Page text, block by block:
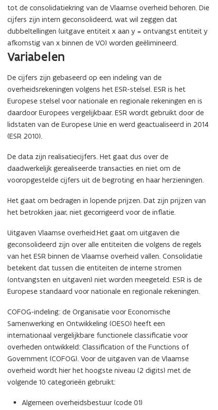
tot de consolidatiekring van de Vlaamse overheid behoren. Die
cijfers zijn intern geconsolideerd, wat wil zeggen dat
dubbeltellingen (uitgave entiteit x aan y = ontvangst entiteit y
afkomstig van x binnen de VO) worden geëlimineerd.
Variabelen
De cijfers zijn gebaseerd op een indeling van de
overheidsrekeningen volgens het ESR-stelsel. ESR is het
Europese stelsel voor nationale en regionale rekeningen en is
daardoor Europees vergelijkbaar. ESR wordt gebruikt door de
lidstaten van de Europese Unie en werd geactualiseerd in 2014
(ESR 2010).
De data zijn realisatiecijfers. Het gaat dus over de
daadwerkelijk gerealiseerde transacties en niet om de
vooropgestelde cijfers uit de begroting en haar herzieningen.
Het gaat om bedragen in lopende prijzen. Dat zijn prijzen van
het betrokken jaar, niet gecorrigeerd voor de inflatie.
Uitgaven Vlaamse overheid:Het gaat om uitgaven die
geconsolideerd zijn over alle entiteiten die volgens de regels
van het ESR binnen de Vlaamse overheid vallen. Consolidatie
betekent dat tussen die entiteiten de interne stromen
(ontvangsten en uitgaven) niet worden meegeteld. ESR is de
Europese standaard voor nationale en regionale rekeningen.
COFOG-indeling: de Organisatie voor Economische
Samenwerking en Ontwikkeling (OESO) heeft een
internationaal vergelijkbare functionele classificatie voor
overheden ontwikkeld: Classification of the Functions of
Government (COFOG). Voor de uitgaven van de Vlaamse
overheid wordt hier het hoogste niveau (2 digits) met de
volgende 10 categorieën gebruikt:
Algemeen overheidsbestuur (code 01)